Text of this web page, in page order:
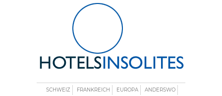
SCHWEIZ FRANKREICH EUROPA
ANDERSWO